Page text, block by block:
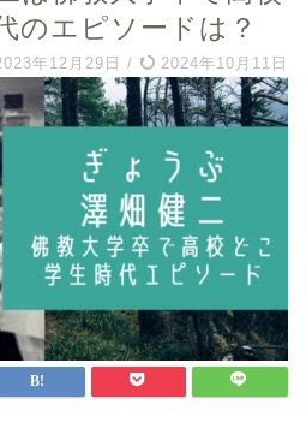
のエピソードは？
年12月29日 / 2024年10月11日